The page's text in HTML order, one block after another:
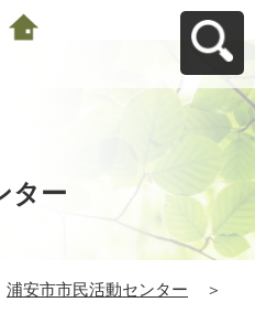
ター
浦安市市民活動センター
＞